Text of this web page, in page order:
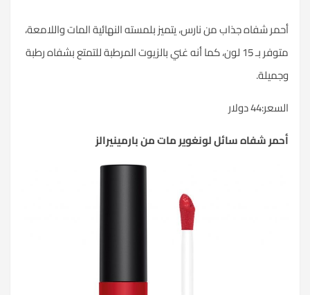
أحمر شفاه جذاب من نارس، يتميز بلمسته النهائية المات واللامعة،
متوفر بـ 15 لون، كما أنه غني بالزيوت المرطبة للتمتع بشفاه رطبة
وجميلة.
السعر:44 دولار
أحمر شفاه سائل لونغوير مات من بارمينيرالز